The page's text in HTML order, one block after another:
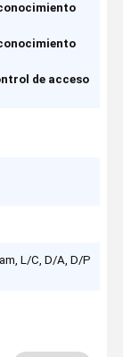
de acceso
L/C, D/A, D/P